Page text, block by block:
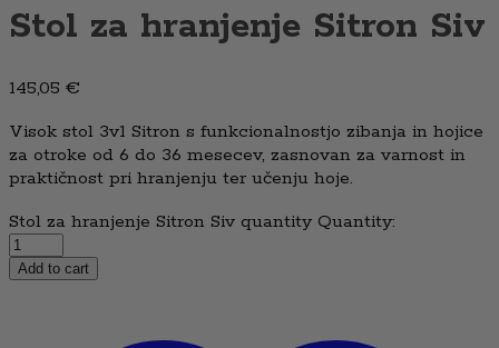
Stol za hranjenje Sitron Siv
145,05 €
Visok stol 3v1 Sitron s funkcionalnostjo zibanja in hojice
za otroke od 6 do 36 mesecev, zasnovan za varnost in
praktičnost pri hranjenju ter učenju hoje.
Stol za hranjenje Sitron Siv quantity Quantity:
Add to cart